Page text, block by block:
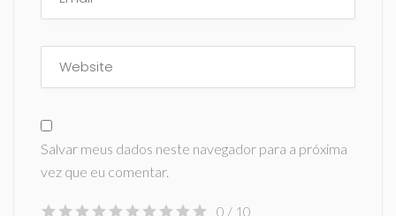
Salvar meus dados neste navegador para a próxima
vez que eu comentar.
0 / 10